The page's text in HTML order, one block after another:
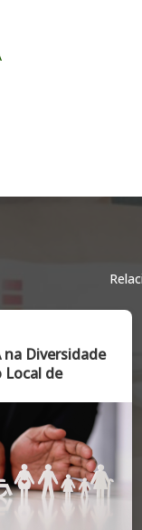
IA e Privacidade